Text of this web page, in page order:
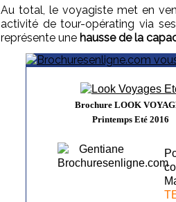
Au total, le voyagiste met en
activité de tour-opérating via
représente une hausse de la
Brochure LOOK
Printemps Eté 2016